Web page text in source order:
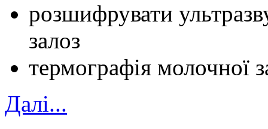
розшифрувати
залоз
термографія молочної
Далi...